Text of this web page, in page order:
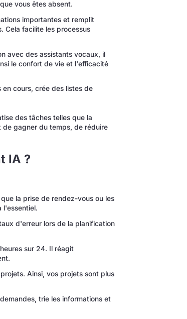
vous êtes absent.
importantes et remplit
Cela facilite les processus
avec des assistants vocaux, il
le confort de vie et l'efficacité
cours, crée des listes de
des tâches telles que la
de gagner du temps, de réduire
IA ?
la prise de rendez-vous ou les
l'essentiel.
d'erreur lors de la planification
sur 24. Il réagit
Ainsi, vos projets sont plus
trie les informations et